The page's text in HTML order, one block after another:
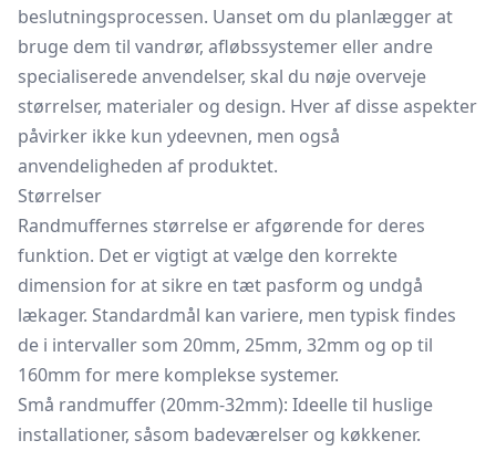
beslutningsprocessen. Uanset om du planlægger at
bruge dem til vandrør, afløbssystemer eller andre
specialiserede anvendelser, skal du nøje overveje
størrelser, materialer og design. Hver af disse aspekter
påvirker ikke kun ydeevnen, men også
anvendeligheden af produktet.
Størrelser
Randmuffernes størrelse er afgørende for deres
funktion. Det er vigtigt at vælge den korrekte
dimension for at sikre en tæt pasform og undgå
lækager. Standardmål kan variere, men typisk findes
de i intervaller som 20mm, 25mm, 32mm og op til
160mm for mere komplekse systemer.
Små randmuffer (20mm-32mm): Ideelle til huslige
installationer, såsom badeværelser og køkkener.